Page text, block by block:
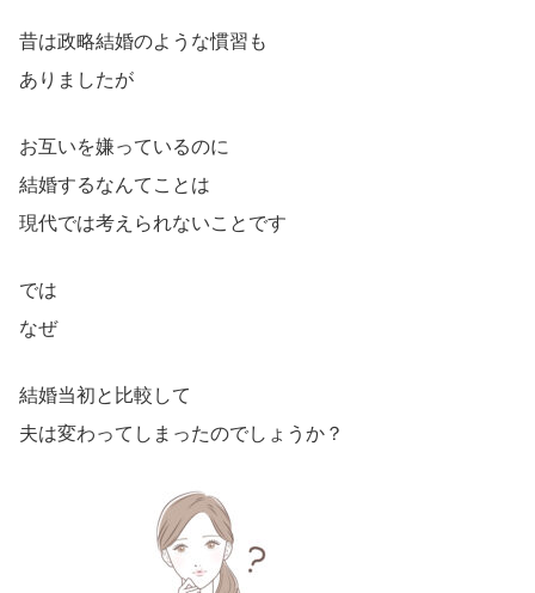
昔は政略結婚のような慣習も
ありましたが
お互いを嫌っているのに
結婚するなんてことは
現代では考えられないことです
では
なぜ
結婚当初と比較して
夫は変わってしまったのでしょうか？